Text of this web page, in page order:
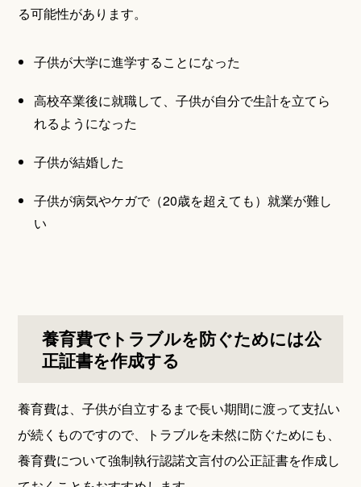
る可能性があります。
子供が大学に進学することになった
高校卒業後に就職して、子供が自分で生計を立てら
れるようになった
子供が結婚した
子供が病気やケガで（20歳を超えても）就業が難し
い
養育費でトラブルを防ぐためには公
正証書を作成する
養育費は、子供が自立するまで長い期間に渡って支払い
が続くものですので、トラブルを未然に防ぐためにも、
養育費について強制執行認諾文言付の公正証書を作成し